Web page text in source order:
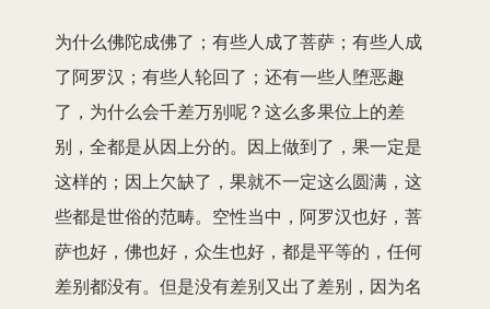
为什么佛陀成佛了；有些人成了菩萨；有些人成
了阿罗汉；有些人轮回了；还有一些人堕恶趣
了，为什么会千差万别呢？这么多果位上的差
别，全都是从因上分的。因上做到了，果一定是
这样的；因上欠缺了，果就不一定这么圆满，这
些都是世俗的范畴。空性当中，阿罗汉也好，菩
萨也好，佛也好，众生也好，都是平等的，任何
差别都没有。但是没有差别又出了差别，因为名